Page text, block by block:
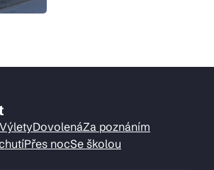
VýletyDovolenáZa poznáním
Přes nocSe školou